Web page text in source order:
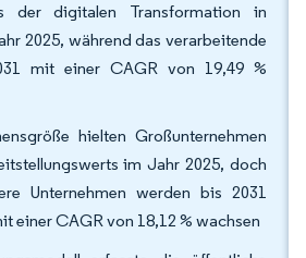
der digitalen Transformation in
2025, während das verarbeitende
mit einer CAGR von 19,49 %
hielten Großunternehmen
im Jahr 2025, doch
Unternehmen werden bis 2031
einer CAGR von 18,12 % wachsen